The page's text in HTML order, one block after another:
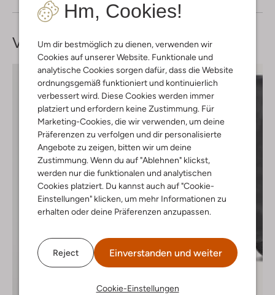
Hm, Cookies!
Um dir bestmöglich zu dienen, verwenden wir
Cookies auf unserer Website. Funktionale und
analytische Cookies sorgen dafür, dass die Website
ordnungsgemäß funktioniert und kontinuierlich
verbessert wird. Diese Cookies werden immer
platziert und erfordern keine Zustimmung. Für
Marketing-Cookies, die wir verwenden, um deine
Präferenzen zu verfolgen und dir personalisierte
Angebote zu zeigen, bitten wir um deine
Zustimmung. Wenn du auf "Ablehnen" klickst,
werden nur die funktionalen und analytischen
Cookies platziert. Du kannst auch auf "Cookie-
Einstellungen" klicken, um mehr Informationen zu
erhalten oder deine Präferenzen anzupassen.
Reject Einverstanden und weiter
Cookie-Einstellungen
Vervollständige deinenLook